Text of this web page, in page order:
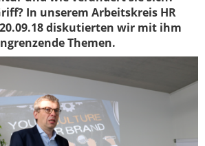
In unserem Arbeitskreis HR
diskutierten wir mit ihm
Themen.